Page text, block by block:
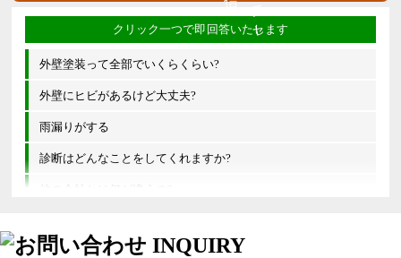
外壁塗装って全部でいくらくらい?
外壁にヒビがあるけど大丈夫?
雨漏りがする
診断はどんなことをしてくれますか?
他の会社とは何が違うの?